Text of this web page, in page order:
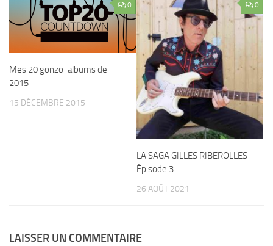
0
Mes 20 gonzo-albums de
2015
15 DÉCEMBRE 2015
0
LA SAGA GILLES RIBEROLLES
Épisode 3
26 AOÛT 2021
LAISSER UN COMMENTAIRE